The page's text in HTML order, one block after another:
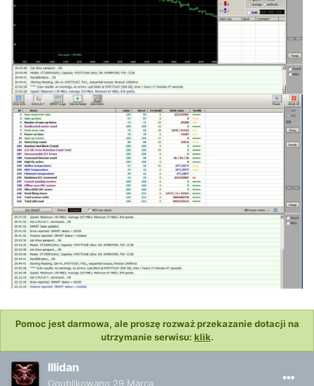
Pomoc jest darmowa, ale proszę rozważ przekazanie dotacji na
utrzymanie serwisu: klik.
Illidan
Opublikowano 29 Marca